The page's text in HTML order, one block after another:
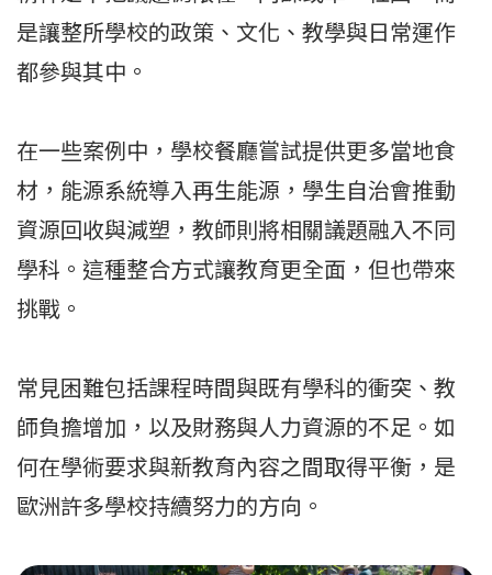
是讓整所學校的政策、文化、教學與日常運作
都參與其中。
在一些案例中，學校餐廳嘗試提供更多當地食
材，能源系統導入再生能源，學生自治會推動
資源回收與減塑，教師則將相關議題融入不同
學科。這種整合方式讓教育更全面，但也帶來
挑戰。
常見困難包括課程時間與既有學科的衝突、教
師負擔增加，以及財務與人力資源的不足。如
何在學術要求與新教育內容之間取得平衡，是
歐洲許多學校持續努力的方向。